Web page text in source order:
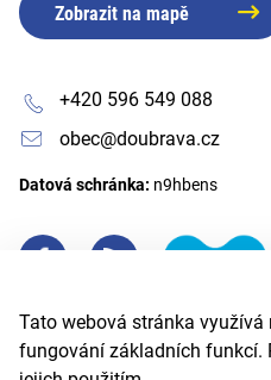
Tato webová stránka
fungování základních funkcí.
Zobrazit na mapě
+420 596 549 088
obec@doubrava.cz
Datová schránka: n9hbens